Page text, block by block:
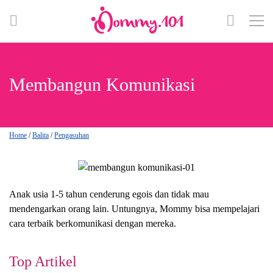
Membangun Komunikasi
Home /Balita /Pengasuhan
Anak usia 1-5 tahun cenderung egois dan tidak mau
mendengarkan orang lain. Untungnya, Mommy bisa mempelajari
cara terbaik berkomunikasi dengan mereka.
Top Artikel